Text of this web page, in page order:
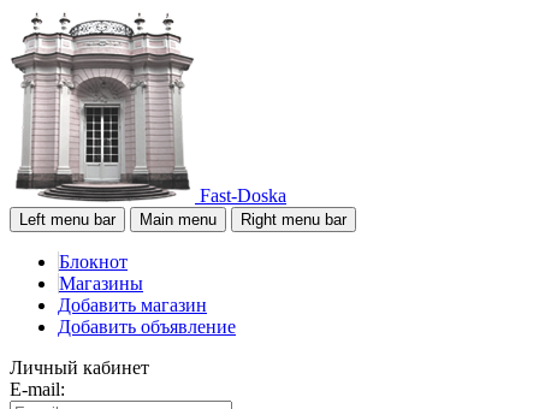
Fast-Doska
Left menu bar Main menu Right menu bar
Блокнот
Магазины
Добавить магазин
Добавить объявление
Личный кабинет
E-mail: